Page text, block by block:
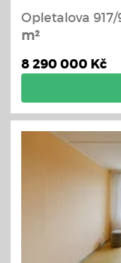
Opletalova
m²
8 290 000 Kč